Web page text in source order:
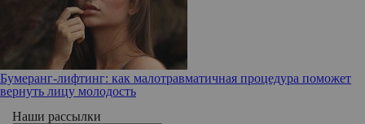
Бумеранг-лифтинг: как малотравматичная процедура поможет
вернуть лицу молодость
Наши рассылки